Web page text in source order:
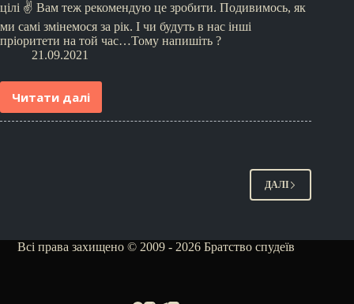
цілі ✌️ Вам теж рекомендую це зробити. Подивимось, як
ми самі змінемося за рік. І чи будуть в нас інші
пріоритети на той час…Тому напишіть ?
21.09.2021
Читати далі
ДАЛІ
Всі права захищено © 2009 - 2026 Братство спудеїв